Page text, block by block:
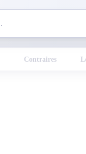
Contraires